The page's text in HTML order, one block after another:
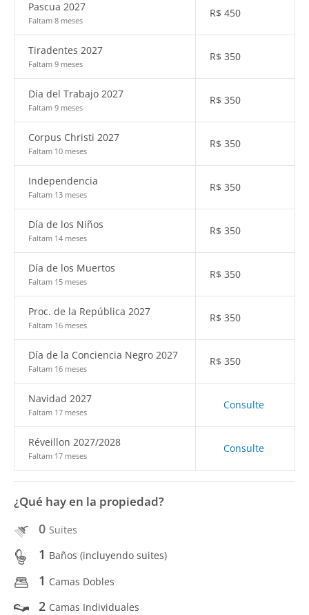
Pascua 2027
Faltam 8 meses
R$ 450
Tiradentes 2027
Faltam 9 meses
R$ 350
Día del Trabajo 2027
Faltam 9 meses
R$ 350
Corpus Christi 2027
Faltam 10 meses
R$ 350
Independencia
Faltam 13 meses
R$ 350
Día de los Niños
Faltam 14 meses
R$ 350
Día de los Muertos
Faltam 15 meses
R$ 350
Proc. de la República 2027
Faltam 16 meses
R$ 350
Día de la Conciencia Negro 2027
Faltam 16 meses
R$ 350
Navidad 2027
Faltam 17 meses
Consulte
Réveillon 2027/2028
Faltam 17 meses
Consulte
¿Qué hay en la propiedad?
0 Suites
1 Baños (incluyendo suites)
1 Camas Dobles
2 Camas Individuales